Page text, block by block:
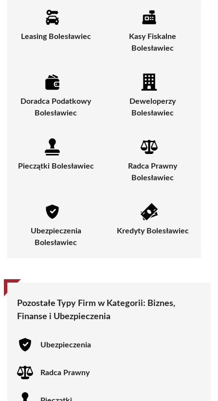
Leasing Bolesławiec
Kasy Fiskalne
Bolesławiec
Doradca Podatkowy
Bolesławiec
Deweloperzy
Bolesławiec
Pieczątki Bolesławiec
Radca Prawny
Bolesławiec
Ubezpieczenia
Bolesławiec
Kredyty Bolesławiec
Pozostałe Typy Firm w Kategorii: Biznes,
Finanse i Ubezpieczenia
Ubezpieczenia
Radca Prawny